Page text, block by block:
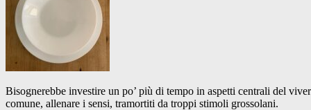
Bisognerebbe investire un po’ più di tempo in aspetti centrali del
comune, allenare i sensi, tramortiti da troppi stimoli grossolani.